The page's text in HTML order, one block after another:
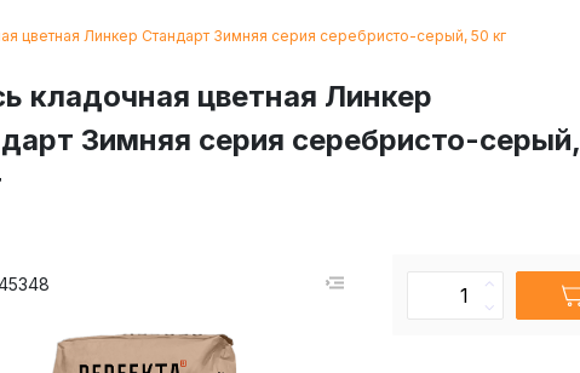
цветная Линкер Стандарт Зимняя серия серебристо-серый, 50 кг
кладочная цветная Линкер
Зимняя серия серебристо-серый,